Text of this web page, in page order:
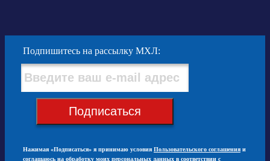
Подпишитесь на рассылку МХЛ:
Подписаться
Нажимая «Подписаться» я принимаю условия Пользовательского соглашения и
соглашаюсь на обработку моих персональных данных в соответствии с